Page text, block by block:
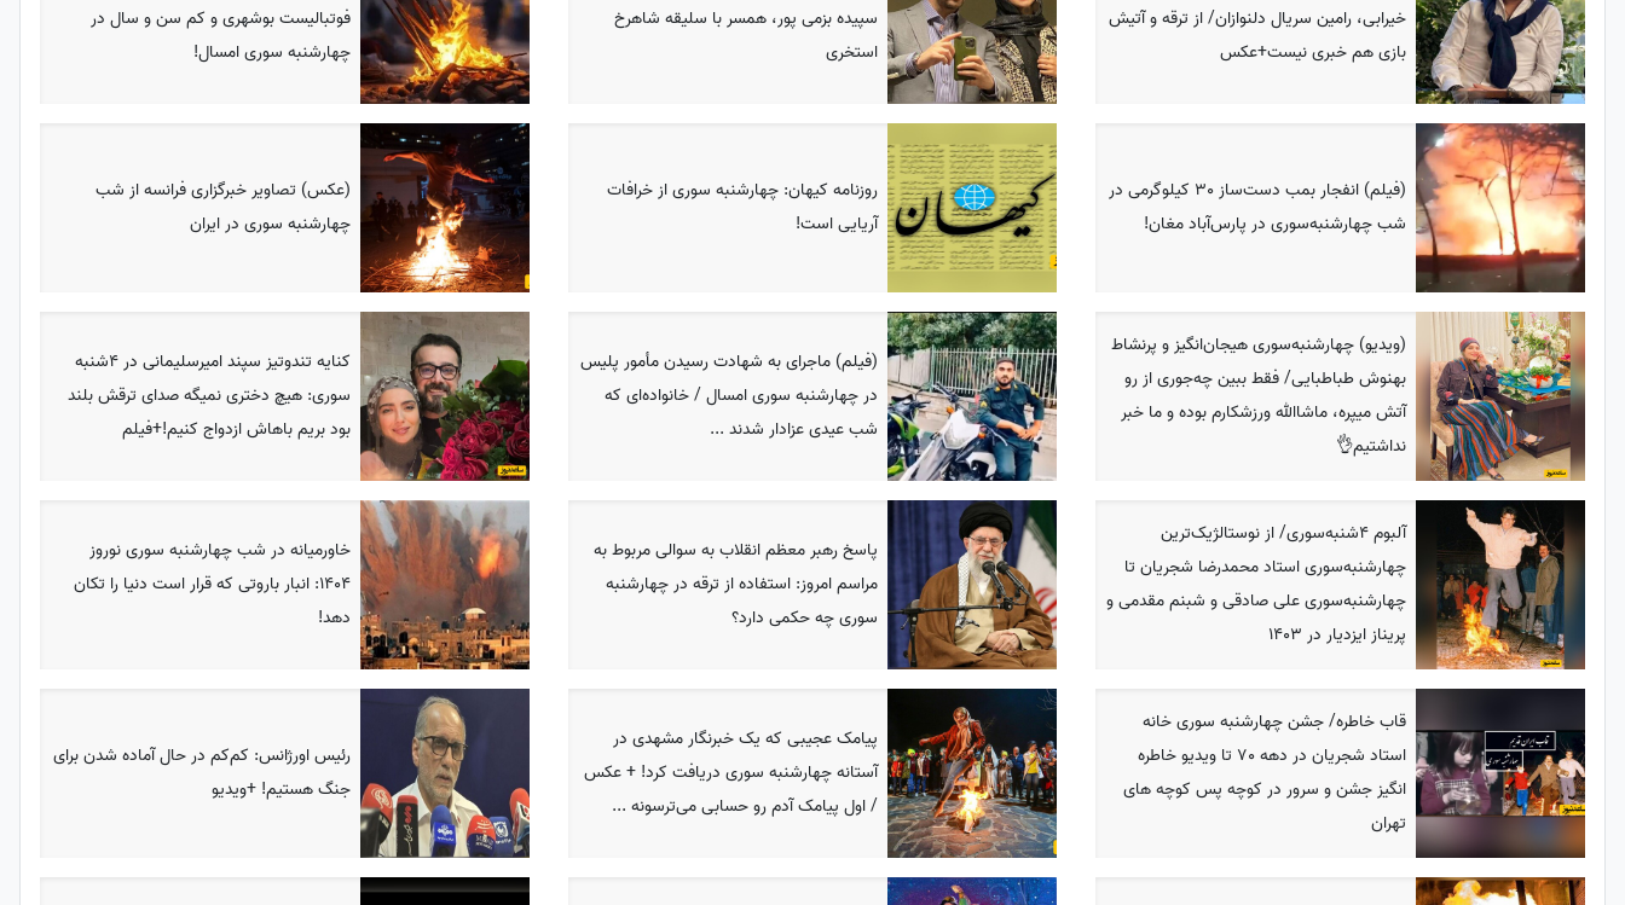
خیرابی، رامین سریال دلنوازان/ از ترقه و آتیش
بازی هم خبری نیست+عکس
سپیده بزمی پور، همسر با سلیقه شاهرخ
استخری
فوتبالیست بوشهری و کم سن و سال در
چهارشنبه سوری امسال!
(فیلم) انفجار بمب دست‌ساز 30 کیلوگرمی در
شب چهارشنبه‌سوری در پارس‌آباد مغان!
روزنامه کیهان: چهارشنبه سوری از خرافات
آریایی است!
(عکس) تصاویر خبرگزاری فرانسه از شب
چهارشنبه سوری در ایران
(ویدیو) چهارشنبه‌سوری هیجان‌انگیز و پرنشاط
بهنوش طباطبایی/ فقط ببین چه‌جوری از رو
آتش میپره، ماشاالله ورزشکارم بوده و ما خبر
نداشتیم👌
(فیلم) ماجرای به شهادت رسیدن مأمور پلیس
در چهارشنبه سوری امسال / خانواده‌ای که
شب عیدی عزادار شدند ...
کنایه تندوتیز سپند امیرسلیمانی در 4شنبه
سوری: هیچ دختری نمیگه صدای ترقش بلند
بود بریم باهاش ازدواج کنیم!+فیلم
آلبوم 4شنبه‌سوری/ از نوستالژیک‌ترین
چهارشنبه‌سوری استاد محمدرضا شجریان تا
چهارشنبه‌سوری علی صادقی و شبنم مقدمی و
پریناز ایزدیار در 1403
پاسخ رهبر معظم انقلاب به سوالی مربوط به
مراسم امروز: استفاده از ترقه در چهارشنبه
سوری چه حکمی دارد؟
خاورمیانه در شب چهارشنبه سوری نوروز
1404: انبار باروتی که قرار است دنیا را تکان
دهد!
قاب خاطره/ جشن چهارشنبه سوری خانه
استاد شجریان در دهه 70 تا ویدیو خاطره
انگیز جشن و سرور در کوچه پس کوچه های
تهران
پیامک عجیبی که یک خبرنگار مشهدی در
آستانه چهارشنبه سوری دریافت کرد! + عکس
/ اول پیامک آدم رو حسابی می‌ترسونه ...
رئیس اورژانس: کم‌‌کم در حال آماده شدن برای
جنگ هستیم! +ویدیو